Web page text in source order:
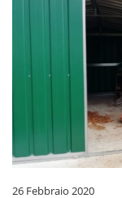
26 Febbraio 2020